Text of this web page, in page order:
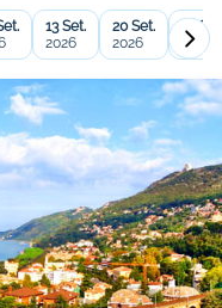
13 Set.
2026
20 Set.
2026
27 Set.
2026